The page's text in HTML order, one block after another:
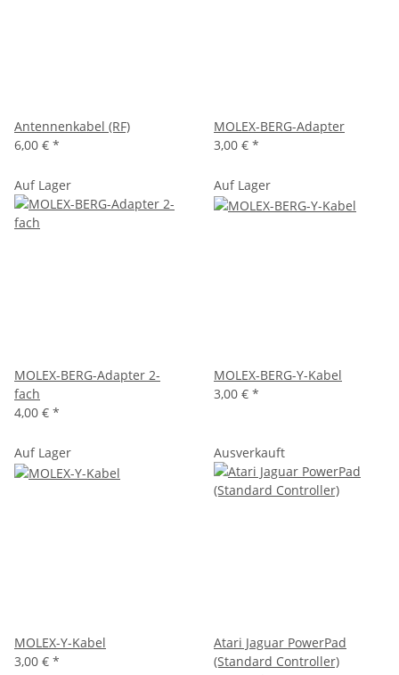
Antennenkabel (RF)
6,00 € *
MOLEX-BERG-Adapter
3,00 € *
Auf Lager
MOLEX-BERG-Adapter 2-
fach
4,00 € *
Auf Lager
MOLEX-BERG-Y-Kabel
3,00 € *
Auf Lager
MOLEX-Y-Kabel
3,00 € *
Ausverkauft
Atari Jaguar PowerPad
(Standard Controller)